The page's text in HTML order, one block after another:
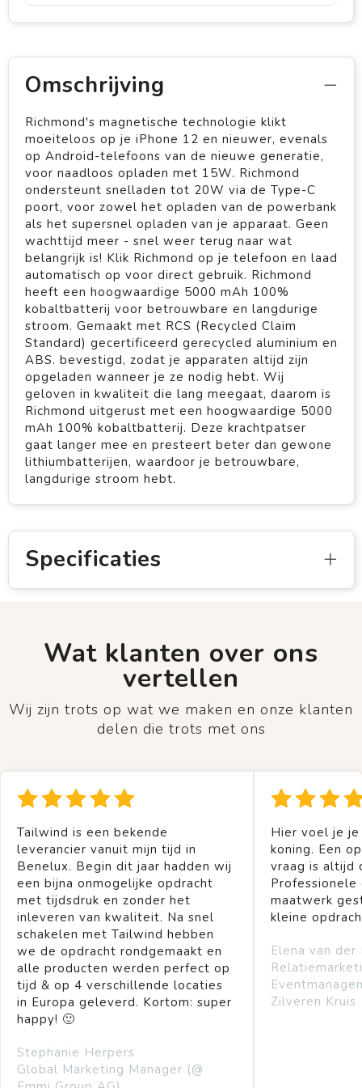
Omschrijving
Richmond's magnetische technologie klikt
moeiteloos op je iPhone 12 en nieuwer, evenals
op Android-telefoons van de nieuwe generatie,
voor naadloos opladen met 15W. Richmond
ondersteunt snelladen tot 20W via de Type-C
poort, voor zowel het opladen van de powerbank
als het supersnel opladen van je apparaat. Geen
wachttijd meer - snel weer terug naar wat
belangrijk is! Klik Richmond op je telefoon en laad
automatisch op voor direct gebruik. Richmond
heeft een hoogwaardige 5000 mAh 100%
kobaltbatterij voor betrouwbare en langdurige
stroom. Gemaakt met RCS (Recycled Claim
Standard) gecertificeerd gerecycled aluminium en
ABS. bevestigd, zodat je apparaten altijd zijn
opgeladen wanneer je ze nodig hebt. Wij
geloven in kwaliteit die lang meegaat, daarom is
Richmond uitgerust met een hoogwaardige 5000
mAh 100% kobaltbatterij. Deze krachtpatser
gaat langer mee en presteert beter dan gewone
lithiumbatterijen, waardoor je betrouwbare,
langdurige stroom hebt.
Specificaties
Wat klanten over ons
vertellen
Wij zijn trots op wat we maken en onze klanten
delen die trots met ons
Tailwind is een bekende
leverancier vanuit mijn tijd in
Benelux. Begin dit jaar hadden wij
een bijna onmogelijke opdracht
met tijdsdruk en zonder het
inleveren van kwaliteit. Na snel
schakelen met Tailwind hebben
we de opdracht rondgemaakt en
alle producten werden perfect op
tijd & op 4 verschillende locaties
in Europa geleverd. Kortom: super
happy! 🙂
Stephanie Herpers
Global Marketing Manager (@
Hier voel je
koning. Een
vraag is altijd
Professionele
maatwerk
kleine
Elena van der
Zilveren Kruis